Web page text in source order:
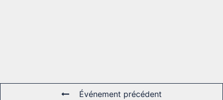
Événement précédent